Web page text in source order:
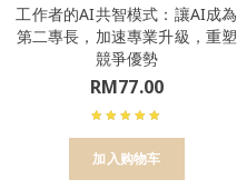
工作者的AI共智模式：讓AI成為
第二專長，加速專業升級，重塑
競爭優勢
RM77.00
加入购物车